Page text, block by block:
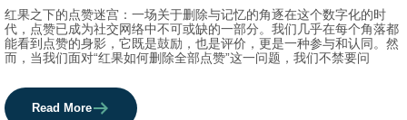
红果之下的点赞迷宫：一场关于删除与记忆的角逐在这个数字化的时
代，点赞已成为社交网络中不可或缺的一部分。我们几乎在每个角落都
能看到点赞的身影，它既是鼓励，也是评价，更是一种参与和认同。然
而，当我们面对“红果如何删除全部点赞”这一问题，我们不禁要问
Read More